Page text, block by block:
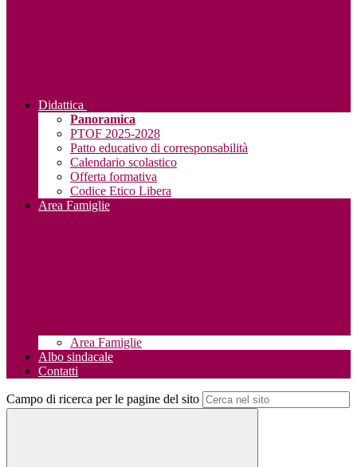
Didattica
Panoramica
PTOF 2025-2028
Patto educativo di corresponsabilità
Calendario scolastico
Offerta formativa
Codice Etico Libera
Area Famiglie
Area Famiglie
Albo sindacale
Contatti
Campo di ricerca per le pagine del sito